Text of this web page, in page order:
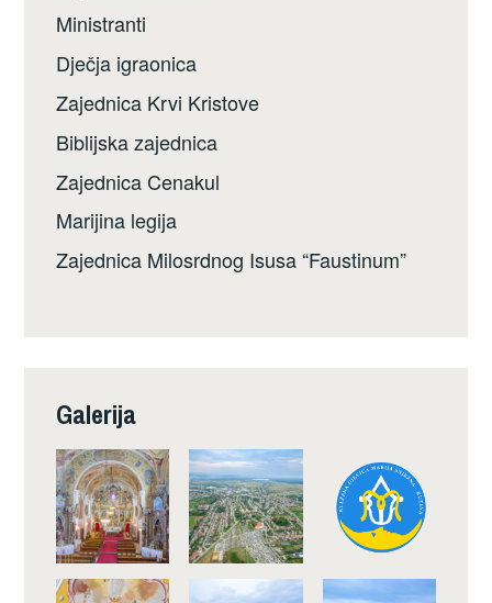
Ministranti
Dječja igraonica
Zajednica Krvi Kristove
Biblijska zajednica
Zajednica Cenakul
Marijina legija
Zajednica Milosrdnog Isusa “Faustinum”
Galerija